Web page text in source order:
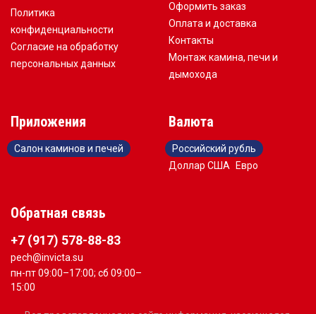
Политика
конфиденциальности
Согласие на обработку
персональных данных
Оформить заказ
Оплата и доставка
Контакты
Монтаж камина, печи и
дымохода
Приложения
Салон каминов и печей
Валюта
Российский рубль
Доллар США
Евро
Обратная связь
+7 (917) 578-88-83
pech@invicta.su
пн-пт 09:00–17:00; сб 09:00–
15:00